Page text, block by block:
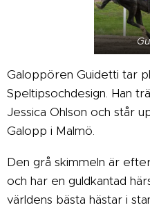
Galoppören Guidetti tar
Speltipsochdesign. Han
Jessica Ohlson och står
Galopp i Malmö.
Den grå skimmeln är
och har en guldkantad
världens bästa hästar i